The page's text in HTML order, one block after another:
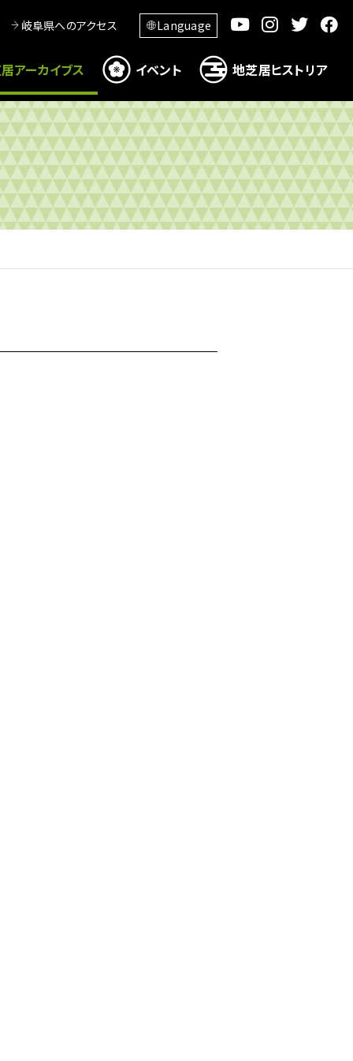
岐阜県へのアクセス Language
アーカイブス イベント 地芝居ヒストリア